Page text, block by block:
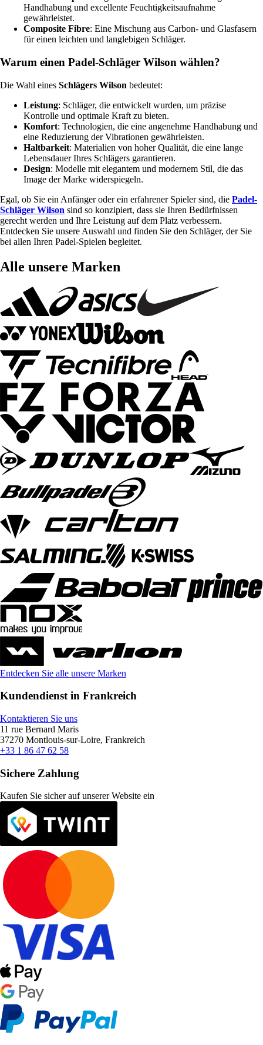
Handhabung und excellente Feuchtigkeitsaufnahme
gewährleistet.
Composite Fibre: Eine Mischung aus Carbon- und Glasfasern
für einen leichten und langlebigen Schläger.
Warum einen Padel-Schläger Wilson wählen?
Die Wahl eines Schlägers Wilson bedeutet:
Leistung: Schläger, die entwickelt wurden, um präzise
Kontrolle und optimale Kraft zu bieten.
Komfort: Technologien, die eine angenehme Handhabung und
eine Reduzierung der Vibrationen gewährleisten.
Haltbarkeit: Materialien von hoher Qualität, die eine lange
Lebensdauer Ihres Schlägers garantieren.
Design: Modelle mit elegantem und modernem Stil, die das
Image der Marke widerspiegeln.
Egal, ob Sie ein Anfänger oder ein erfahrener Spieler sind, die Padel-
Schläger Wilson sind so konzipiert, dass sie Ihren Bedürfnissen
gerecht werden und Ihre Leistung auf dem Platz verbessern.
Entdecken Sie unsere Auswahl und finden Sie den Schläger, der Sie
bei allen Ihren Padel-Spielen begleitet.
Alle unsere Marken
Entdecken Sie alle unsere Marken
Kundendienst in Frankreich
Kontaktieren Sie uns
11 rue Bernard Maris
37270 Montlouis-sur-Loire, Frankreich
+33 1 86 47 62 58
Sichere Zahlung
Kaufen Sie sicher auf unserer Website ein